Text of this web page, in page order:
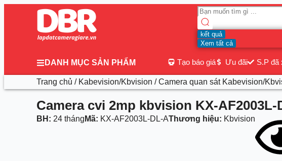
kết quả
Xem tất cả
DANH MỤC SẢN PHẨM Tạo báo giá Ưu đãi S.P đã
Trang chủ / Kabevision/Kbvision /Camera quan sát Kabevision/
Camera cvi 2mp kbvision KX-AF2003L-
BH: 24 tháng Mã: KX-AF2003L-DL-AThương hiệu: Kbvision